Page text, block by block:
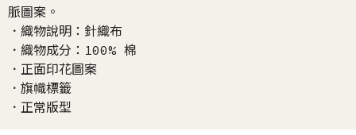
脈圖案。
．織物說明：針織布
．織物成分：100% 棉
．正面印花圖案
．旗幟標籤
．正常版型